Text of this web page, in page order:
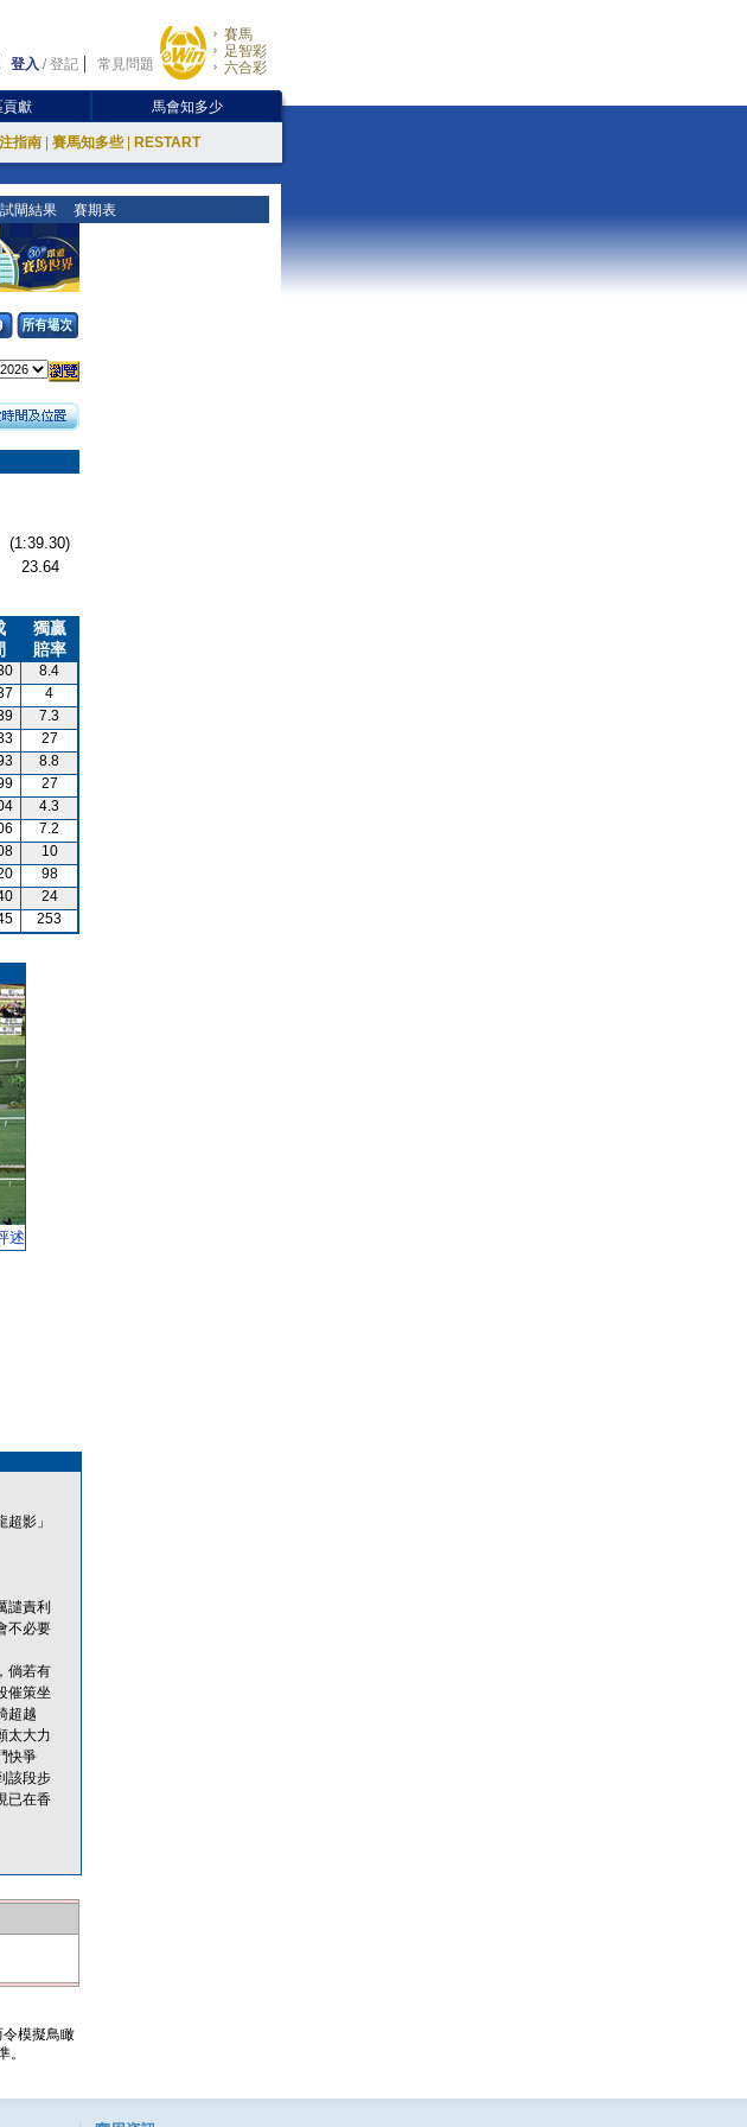
登入 /登記 常見問題
賽馬
足智彩
六合彩
貢獻 馬會知多少
指南 賽馬知多些 RESTART
試閘結果 賽期表
(1:39.30)
23.64
獨贏
賠率
8.4
4
7.3
27
8.8
27
4.3
7.2
10
98
24
253
述
影」
譴責利
不必要
倘若有
催策坐
超越
太大力
快爭
該段步
已在香
模擬鳥瞰
。